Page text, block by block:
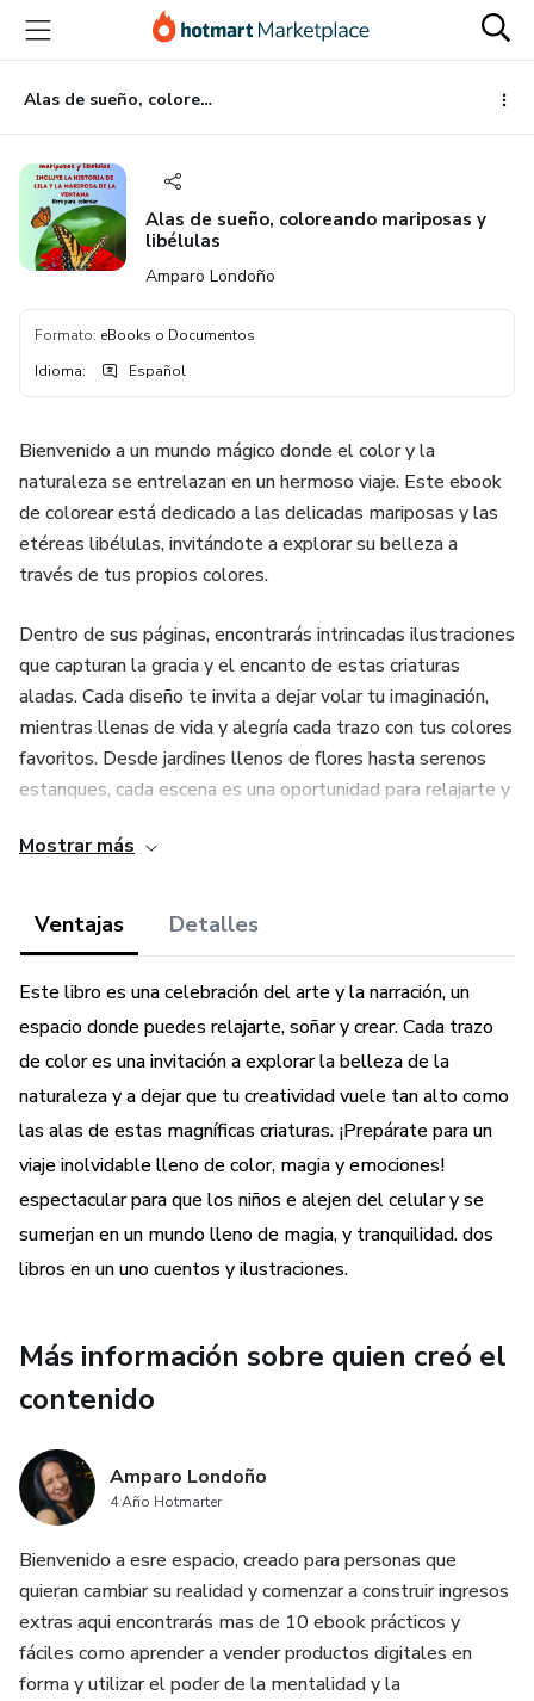
principal
página
de
página
Alas de sueño, coloreando mariposas y libélulas
Alas de sueño, coloreando mariposas y
libélulas
Amparo Londoño
Formato: eBooks o Documentos
Idioma: Español
Bienvenido a un mundo mágico donde el color y la
naturaleza se entrelazan en un hermoso viaje. Este ebook
de colorear está dedicado a las delicadas mariposas y las
etéreas libélulas, invitándote a explorar su belleza a
través de tus propios colores.
Dentro de sus páginas, encontrarás intrincadas ilustraciones
que capturan la gracia y el encanto de estas criaturas
aladas. Cada diseño te invita a dejar volar tu imaginación,
mientras llenas de vida y alegría cada trazo con tus colores
favoritos. Desde jardines llenos de flores hasta serenos
estanques, cada escena es una oportunidad para relajarte y
libro es perfecto para todos. Sumérgete en la tranquilidad
del proceso creativo y permite que las mariposas y
Prepárate para una experiencia colorida que no solo
embellecerá tus días, sino que también despertará tu
conexión con la naturaleza. ¡Deja que tus colores cobren
vida y que tu creatividad vuele alto!, contiene los
maravillosos cuentos de la historia den lila y la mariposa
de la ventana.
Mostrar más
Ventajas Detalles
Este libro es una celebración del arte y la narración, un
espacio donde puedes relajarte, soñar y crear. Cada trazo
de color es una invitación a explorar la belleza de la
naturaleza y a dejar que tu creatividad vuele tan alto como
las alas de estas magníficas criaturas. ¡Prepárate para un
viaje inolvidable lleno de color, magia y emociones!
espectacular para que los niños e alejen del celular y se
sumerjan en un mundo lleno de magia, y tranquilidad. dos
libros en un uno cuentos y ilustraciones.
Más información sobre quien creó el
contenido
Amparo Londoño
4 Año Hotmarter
Bienvenido a esre espacio, creado para personas que
quieran cambiar su realidad y comenzar a construir ingresos
extras aqui encontrarás mas de 10 ebook prácticos y
fáciles como aprender a vender productos digitales en
forma y utilizar el poder de la mentalidad y la